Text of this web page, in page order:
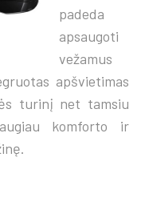
padeda
apsaugoti
vežamus
apšvietimas
turinį net tamsiu
komforto ir